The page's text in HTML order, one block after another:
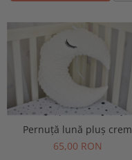
Pernuță lună pluș crem
65,00 RON